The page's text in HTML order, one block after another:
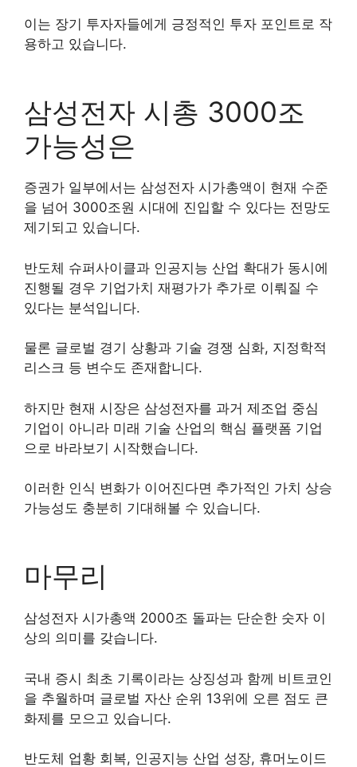
이는 장기 투자자들에게 긍정적인 투자 포인트로 작
용하고 있습니다.
삼성전자 시총 3000조
가능성은
증권가 일부에서는 삼성전자 시가총액이 현재 수준
을 넘어 3000조원 시대에 진입할 수 있다는 전망도
제기되고 있습니다.
반도체 슈퍼사이클과 인공지능 산업 확대가 동시에
진행될 경우 기업가치 재평가가 추가로 이뤄질 수
있다는 분석입니다.
물론 글로벌 경기 상황과 기술 경쟁 심화, 지정학적
리스크 등 변수도 존재합니다.
하지만 현재 시장은 삼성전자를 과거 제조업 중심
기업이 아니라 미래 기술 산업의 핵심 플랫폼 기업
으로 바라보기 시작했습니다.
이러한 인식 변화가 이어진다면 추가적인 가치 상승
가능성도 충분히 기대해볼 수 있습니다.
마무리
삼성전자 시가총액 2000조 돌파는 단순한 숫자 이
상의 의미를 갖습니다.
국내 증시 최초 기록이라는 상징성과 함께 비트코인
을 추월하며 글로벌 자산 순위 13위에 오른 점도 큰
화제를 모으고 있습니다.
반도체 업황 회복, 인공지능 산업 성장, 휴머노이드